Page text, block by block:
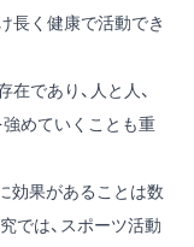
長く健康で活動でき
であり、人と人、
強めていくことも重
効果があることは数
では、スポーツ活動